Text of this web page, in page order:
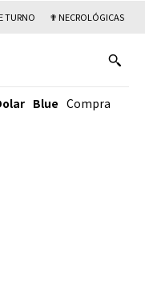
TURNO ✟ NECROLÓGICAS
Blue Compra